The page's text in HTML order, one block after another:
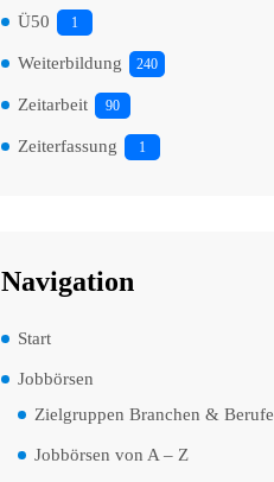
Ü50 1
Weiterbildung 240
Zeitarbeit 90
Zeiterfassung 1
Navigation
Start
Jobbörsen
Zielgruppen Branchen & Berufe
Jobbörsen von A – Z